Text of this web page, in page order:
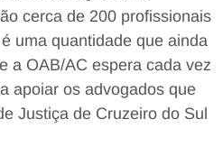
cerca de 200 profissionais
uma quantidade que ainda
a OAB/AC espera cada vez
apoiar os advogados que
Justiça de Cruzeiro do Sul